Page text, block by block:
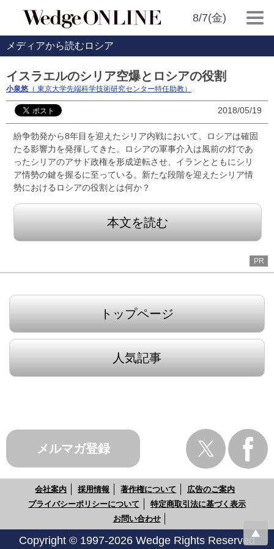
8/7(金)
メディアから読むロシア
イスラエルのシリア空爆とロシアの役割
小泉悠 （ 東京大学先端科学技術研究センター特任助教）
2018/05/19
紛争勃発から8年目を迎えたシリア内戦において、ロシアは確固
たる影響力を発揮してきた。ロシアの軍事介入は風前の灯であ
ったシリアのアサド政権を形成逆転させ、イランとともにシリ
ア情勢の鍵を握るに至っている。新たな段階を迎えたシリア情
勢におけるロシアの役割とは何か？
本文を読む
PR
トップページ
人気記事
メルマガ登録
会社案内 採用情報 著作権について
広告のご案内
プライバシーポリシーについて
特定商取引法に基づく表示
お問い合わせ
Copyright © 1997-2026 Wedge Rights Reserved